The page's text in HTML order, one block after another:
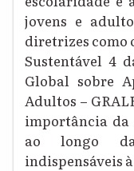
jovens e
diretrizes como
Sustentável 4
Global sobre
Adultos –
importância da
ao longo
indispensáveis